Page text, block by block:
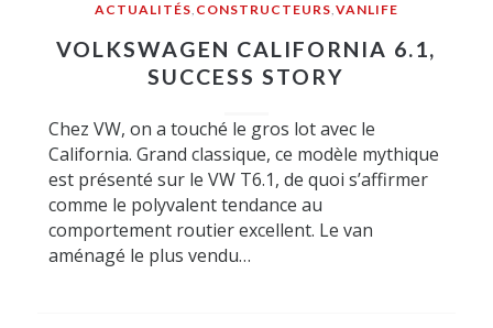
ACTUALITÉS, CONSTRUCTEURS,VANLIFE
VOLKSWAGEN CALIFORNIA 6.1,
SUCCESS STORY
Chez VW, on a touché le gros lot avec le
California. Grand classique, ce modèle mythique
est présenté sur le VW T6.1, de quoi s’affirmer
comme le polyvalent tendance au
comportement routier excellent. Le van
aménagé le plus vendu…